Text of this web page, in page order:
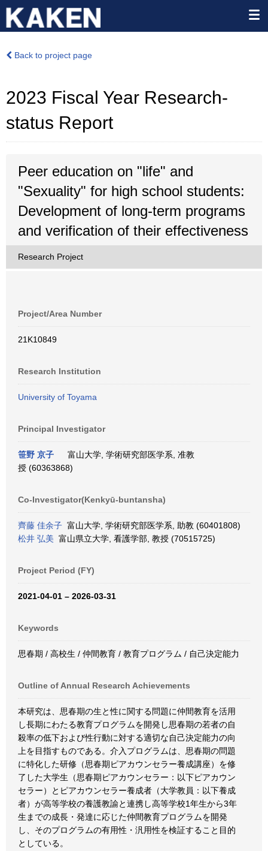
Back to project page
2023 Fiscal Year Research-
status Report
Peer education on "life" and
"Sexuality" for high school students:
Development of long-term programs
and verification of their effectiveness
Research Project
Project/Area Number
21K10849
Research Institution
University of Toyama
Principal Investigator
笹野 京子
富山大学, 学術研究部医学系, 准教
授 (60363868)
Co-Investigator(Kenkyū-buntansha)
齊藤 佳余子 富山大学, 学術研究部医学系, 助教 (60401808)
松井 弘美 富山県立大学, 看護学部, 教授 (70515725)
Project Period (FY)
2021-04-01 – 2026-03-31
Keywords
思春期 / 高校生 / 仲間教育 / 教育プログラム / 自己決定能力
Outline of Annual Research Achievements
本研究は、思春期の生と性に関する問題に仲間教育を活用
し長期にわたる教育プログラムを開発し思春期の若者の自
殺率の低下および性行動に対する適切な自己決定能力の向
上を目指すものである。介入プログラムは、思春期の問題
に特化した研修（思春期ピアカウンセラー養成講座）を修
了した大学生（思春期ピアカウンセラー：以下ピアカウン
セラー）とピアカウンセラー養成者（大学教員：以下養成
者）が高等学校の養護教諭と連携し高等学校1年生から3年
生までの成長・発達に応じた仲間教育プログラムを開発
し、そのプログラムの有用性・汎用性を検証すること目的
としている。